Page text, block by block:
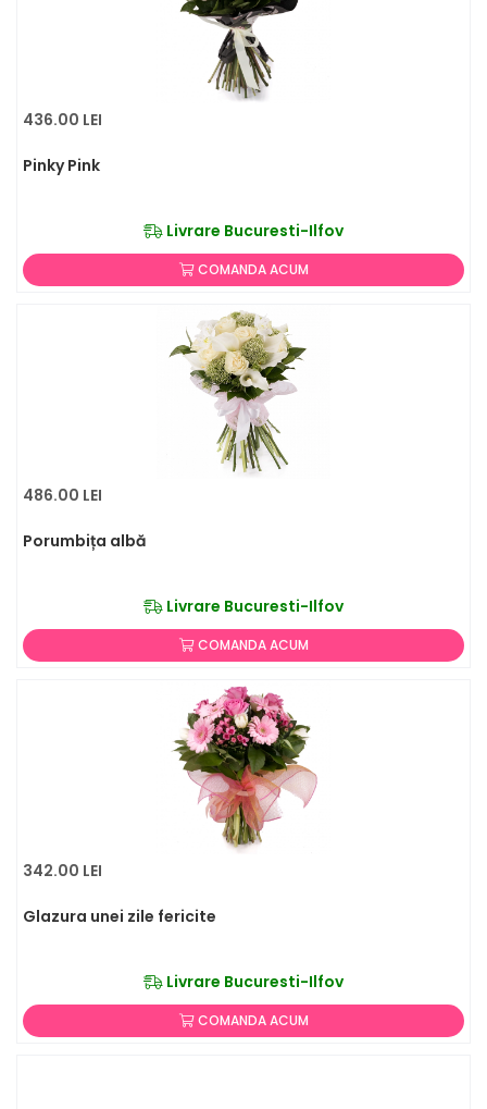
436.00 LEI
Pinky Pink
Livrare Bucuresti-Ilfov
COMANDA ACUM
486.00 LEI
Porumbița albă
Livrare Bucuresti-Ilfov
COMANDA ACUM
342.00 LEI
Glazura unei zile fericite
Livrare Bucuresti-Ilfov
COMANDA ACUM